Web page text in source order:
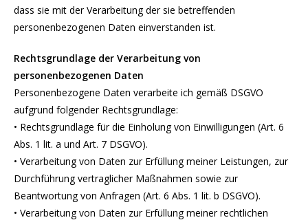
dass sie mit der Verarbeitung der sie betreffenden
personenbezogenen Daten einverstanden ist.
Rechtsgrundlage der Verarbeitung von
personenbezogenen Daten
Personenbezogene Daten verarbeite ich gemäß DSGVO
aufgrund folgender Rechtsgrundlage:
• Rechtsgrundlage für die Einholung von Einwilligungen (Art. 6
Abs. 1 lit. a und Art. 7 DSGVO).
• Verarbeitung von Daten zur Erfüllung meiner Leistungen, zur
Durchführung vertraglicher Maßnahmen sowie zur
Beantwortung von Anfragen (Art. 6 Abs. 1 lit. b DSGVO).
• Verarbeitung von Daten zur Erfüllung meiner rechtlichen